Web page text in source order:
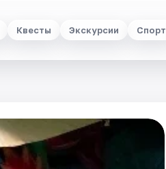
Квесты Экскурсии Спорт